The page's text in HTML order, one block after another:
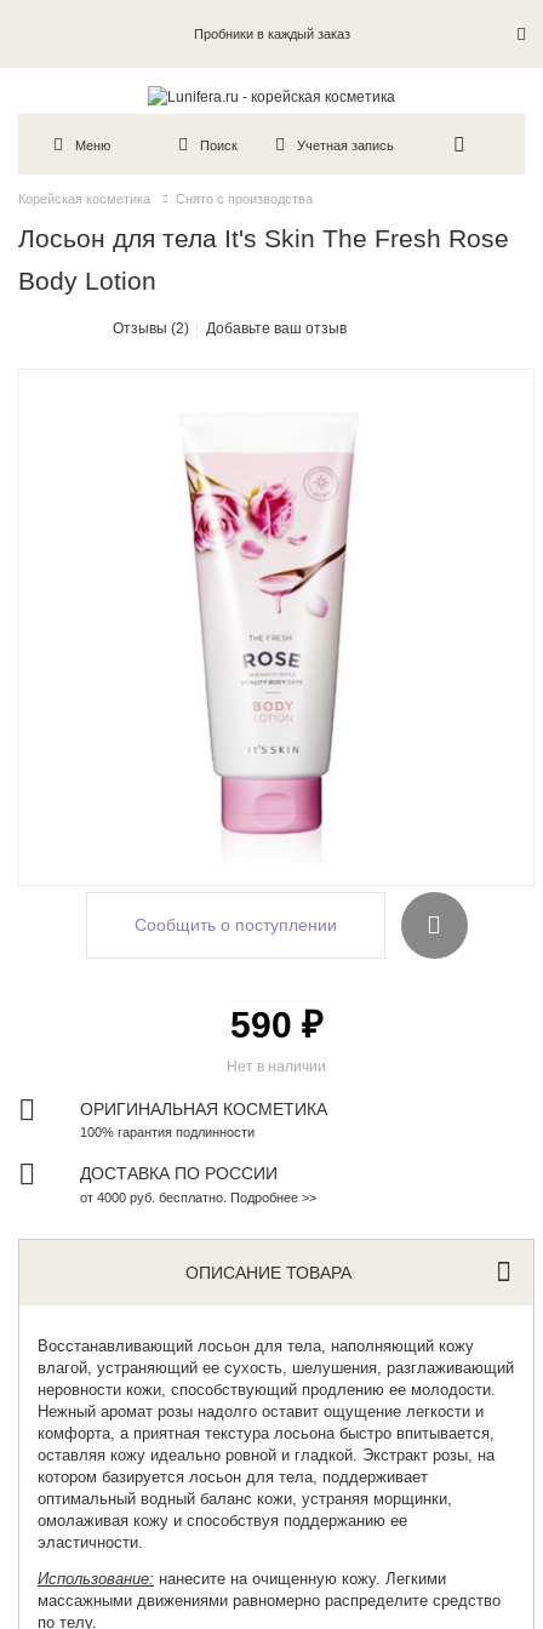
Пробники в каждый заказ
Меню Поиск Учетная запись
Корейская косметика Снято с производства
Лосьон для тела It's Skin The Fresh Rose
Body Lotion
Отзывы (2) Добавьте ваш отзыв
Сообщить о поступлении
Нет в наличии
590 ₽
ОРИГИНАЛЬНАЯ КОСМЕТИКА
100% гарантия подлинности
ДОСТАВКА ПО РОССИИ
от 4000 руб. бесплатно. Подробнее >>
ОПИСАНИЕ ТОВАРА
Восстанавливающий лосьон для тела , наполняющий кожу
влагой, устраняющий ее сухость, шелушения, разглаживающий
неровности кожи, способствующий продлению ее молодости.
Нежный аромат розы надолго оставит ощущение легкости и
комфорта, а приятная текстура лосьона быстро впитывается,
оставляя кожу идеально ровной и гладкой. Экстракт розы, на
котором базируется лосьон для тела, поддерживает
оптимальный водный баланс кожи, устраняя морщинки,
омолаживая кожу и способствуя поддержанию ее
эластичности.
Использование: нанесите на очищенную кожу. Легкими
массажными движениями равномерно распределите средство
по телу.